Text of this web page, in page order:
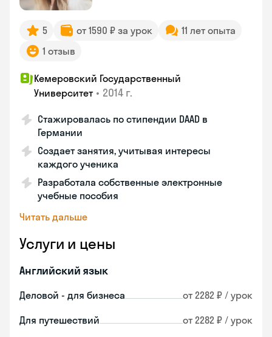
5 от 1590 ₽ за урок
11 лет опыта
1 отзыв
Кемеровский Государственный
Университет • 2014 г.
Стажировалась по стипендии DAAD в
Германии
Создает занятия, учитывая интересы
каждого ученика
Разработала собственные электронные
учебные пособия
Читать дальше
Услуги и цены
Английский язык
Деловой - для бизнеса от 2282 ₽ / урок
Для путешествий от 2282 ₽ / урок